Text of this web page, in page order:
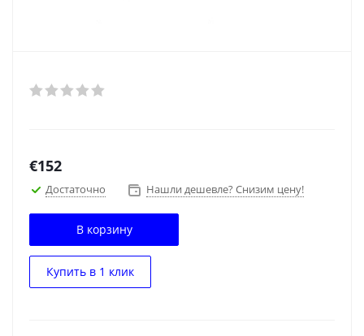
€152
Достаточно Нашли дешевле? Снизим цену!
В корзину
Купить в 1 клик